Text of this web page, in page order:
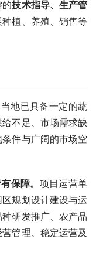
的技术指导、生产管
植、养殖、销售等
当地已具备一定的蔬
不足、市场需求缺
件与广阔的市场空
保障。 项目运营单
规划设计建设与运
研发推广、农产品
管理、稳定运营及